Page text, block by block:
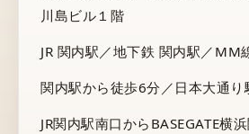
川島ビル１階
JR 関内駅／地下鉄 関内駅／MM
関内駅から徒歩6分／日本大通り
JR関内駅南口からBASEGATE横